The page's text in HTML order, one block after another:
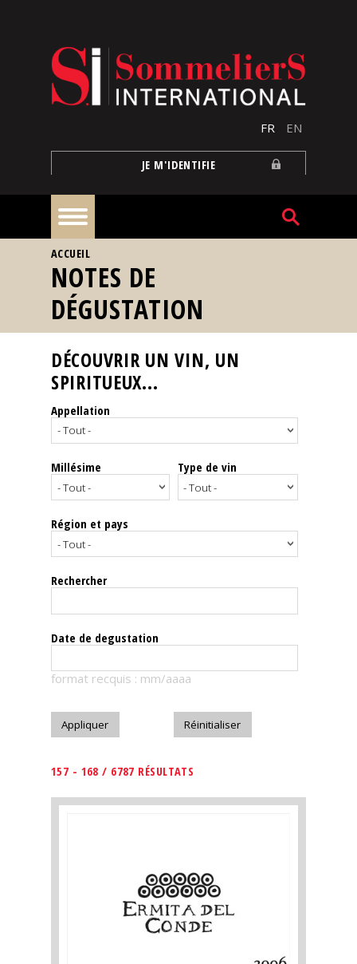
FR EN
JE M'IDENTIFIE
À
la
une
Reportages
Nos
Spiritueux
Notes
dégustation
Le
magazine
Télécharger
VOUS ÊTES ICI
ACCUEIL
NOTES DE
DÉGUSTATION
DÉCOUVRIR UN VIN, UN
SPIRITUEUX...
Appellation
Millésime Type de vin
Région et pays
Rechercher
Date de degustation
format recquis : mm/aaaa
157 - 168 / 6787 RÉSULTATS